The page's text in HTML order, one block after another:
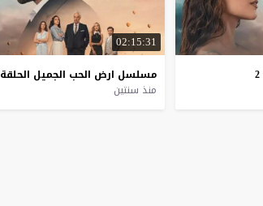
2
02:15:31
مسلسل ارض الحب الجميل الحلقة
منذ سنتين